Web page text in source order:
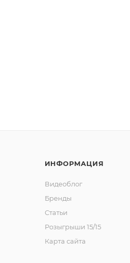
ИНФОРМАЦИЯ
Видеоблог
Бренды
Статьи
Розыгрыши 15/15
Карта сайта